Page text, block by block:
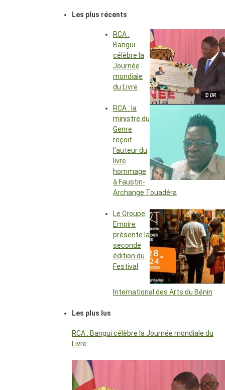
Les plus récents
© DR
RCA :
Bangui
célèbre la
Journée
mondiale
du Livre
RCA : la
ministre du
Genre
reçoit
l’auteur du
livre
hommage
à Faustin-
Archange Touadéra
Le Groupe
Empire
présente la
seconde
édition du
Festival
International des Arts du Bénin
Les plus lus
RCA : Bangui célèbre la Journée mondiale du
Livre